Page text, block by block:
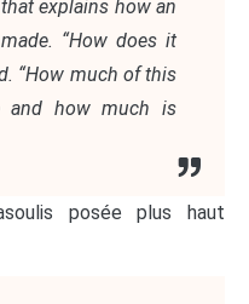
explains how an
“How does it
“How much of this
and how much is
posée plus haut